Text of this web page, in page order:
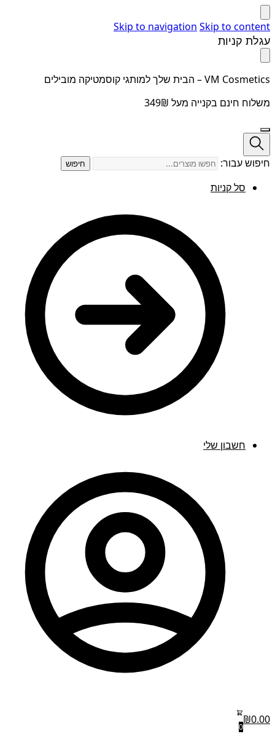
Skip to navigation Skip to content
עגלת קניות
VM Cosmetics – הבית שלך למותגי קוסמטיקה מובילים
משלוח חינם בקנייה מעל 349₪
חיפוש עבור: חיפוש
סל קניות
חשבון שלי
₪0.00
0